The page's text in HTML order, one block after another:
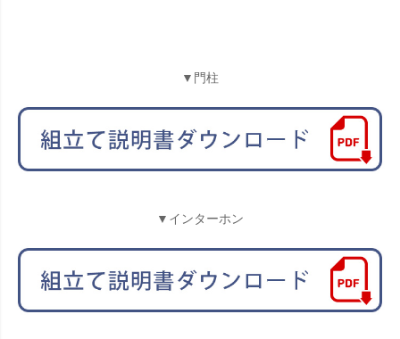
▼門柱
▼インターホン